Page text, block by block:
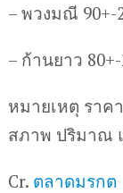
– พวงมณี 90+-
– ก้านยาว
หมายเหตุ ราค
สภาพ ปริมาณ
Cr. ตลาดมรกต